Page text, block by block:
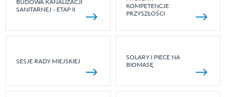
BUDOWA KANALIZACJI
SANITARNEJ - ETAP II
KOMPETENCJE
PRZYSZŁOŚCI
SESJE RADY MIEJSKIEJ
SOLARY I PIECE NA
BIOMASĘ